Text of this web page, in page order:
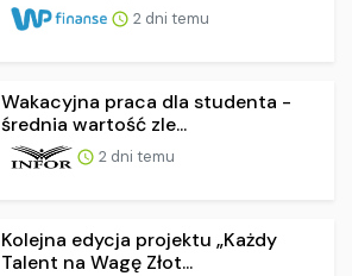
2 dni temu
Wakacyjna praca dla studenta -
średnia wartość zle...
2 dni temu
Kolejna edycja projektu „Każdy
Talent na Wagę Złot...